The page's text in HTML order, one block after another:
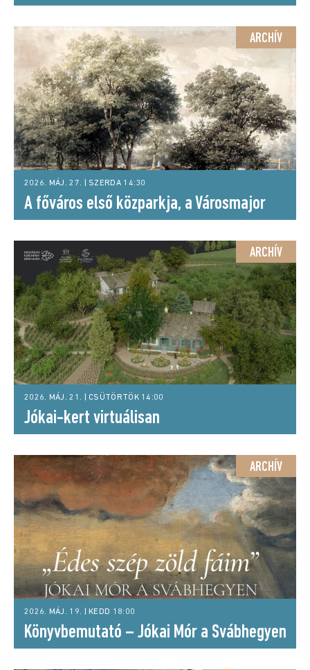
ARCHÍV
2026. MÁJ. 27. | SZERDA 14:30
A főváros első közparkja, a Városmajor
ARCHÍV
2026. MÁJ. 21. | CSÜTÖRTÖK 14:00
Jókai-kert virtuálisan
ARCHÍV
2026. MÁJ. 19. | KEDD 18:00
Könyvbemutató – Jókai Mór a Svábhegyen